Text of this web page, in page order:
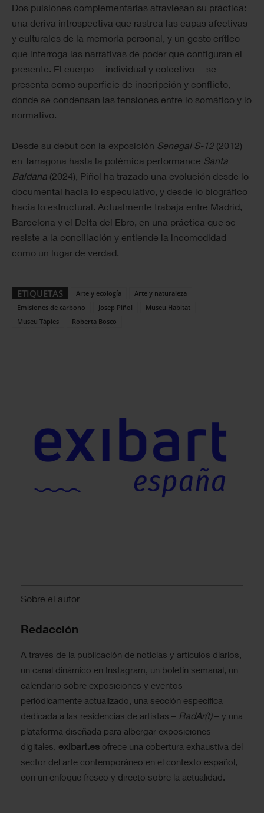
Dos pulsiones complementarias atraviesan su práctica:
una deriva introspectiva que rastrea las capas afectivas
y culturales de la memoria personal, y un gesto crítico
que interroga las narrativas de poder que configuran el
presente. El cuerpo —individual y colectivo— se
presenta como superficie de inscripción y conflicto,
donde se condensan las tensiones entre lo somático y lo
normativo.
Desde su debut con la exposición Senegal S-12(2012)
en Tarragona hasta la polémica performance Santa
Baldana (2024), Piñol ha trazado una evolución desde lo
documental hacia lo especulativo, y desde lo biográfico
hacia lo estructural. Actualmente trabaja entre Madrid,
Barcelona y el Delta del Ebro, en una práctica que se
resiste a la conciliación y entiende la incomodidad
como un lugar de verdad.
ETIQUETAS Arte y ecología
Arte y naturaleza
Emisiones de carbono
Josep Piñol
Museu Habitat
Museu Tàpies
Roberta Bosco
Sobre el autor
Redacción
A través de la publicación de noticias y artículos diarios,
un canal dinámico en Instagram, un boletín semanal, un
calendario sobre exposiciones y eventos
periódicamente actualizado, una sección específica
dedicada a las residencias de artistas – RadAr(t)– y una
plataforma diseñada para albergar exposiciones
digitales, exibart.es ofrece una cobertura exhaustiva del
sector del arte contemporáneo en el contexto español,
con un enfoque fresco y directo sobre la actualidad.